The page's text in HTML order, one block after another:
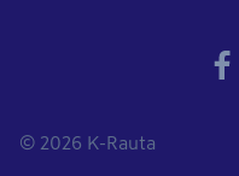
© 2026 K-Rauta